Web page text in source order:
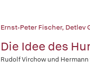
Ernst-Peter Fischer, Detlev
Die Idee des
Rudolf Virchow und